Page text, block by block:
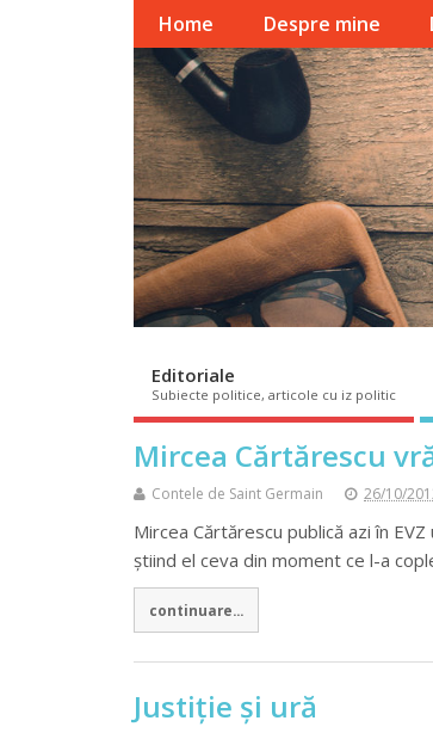
Home Despre mine
Editoriale
Subiecte politice, articole cu iz politic
Mircea Cărtărescu
Contele de Saint Germain 26/10/
Mircea Cărtărescu publică azi în
știind el ceva din moment ce l-a
continuare...
Justiție și ură